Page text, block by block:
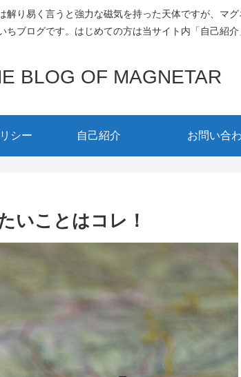
易く言うと強力な磁気を持った天体ですが、マグ
ちブログです。はじめての方は当サイト内「自己紹介
BLOG OF MAGNETAR
シー 自己紹介 お問い合
いことはコレ！